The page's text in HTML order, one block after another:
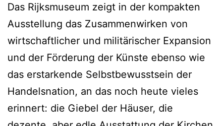
Das Rijksmuseum zeigt in der kompakten
Ausstellung das Zusammenwirken von
wirtschaftlicher und militärischer Expansion
und der Förderung der Künste ebenso wie
das erstarkende Selbstbewusstsein der
Handelsnation, an das noch heute vieles
erinnert: die Giebel der Häuser, die